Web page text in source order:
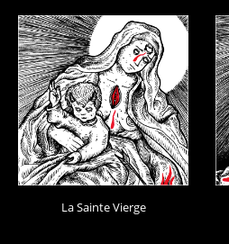
La Sainte Vierge